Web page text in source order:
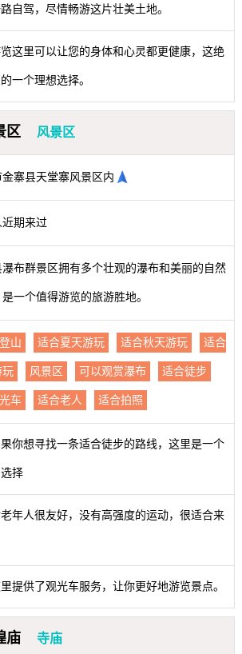
自驾，尽情畅游这片壮美土地。
这里可以让您的身体和心灵都更健康，这绝
一个理想选择。
区 风景区
寨县天堂寨风景区内
近期来过
布群景区拥有多个壮观的瀑布和美丽的自然
一个值得游览的旅游胜地。
山 适合夏天游玩 适合秋天游玩 适合
玩 风景区 可以观赏瀑布 适合徒步
车 适合老人 适合拍照
你想寻找一条适合徒步的路线，这里是一个
择
年人很友好，没有高强度的运动，很适合来
提供了观光车服务，让你更好地游览景点。
庙 寺庙